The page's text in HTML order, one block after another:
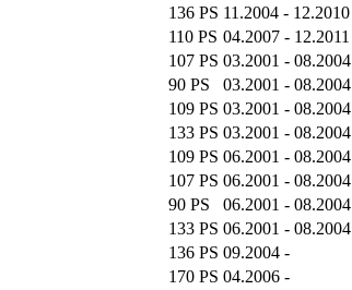
136 PS 11.2004 - 12.2010
110 PS 04.2007 - 12.2011
107 PS 03.2001 - 08.2004
90 PS
03.2001 - 08.2004
109 PS 03.2001 - 08.2004
133 PS 03.2001 - 08.2004
109 PS 06.2001 - 08.2004
107 PS 06.2001 - 08.2004
90 PS
06.2001 - 08.2004
133 PS 06.2001 - 08.2004
136 PS 09.2004 -
170 PS 04.2006 -